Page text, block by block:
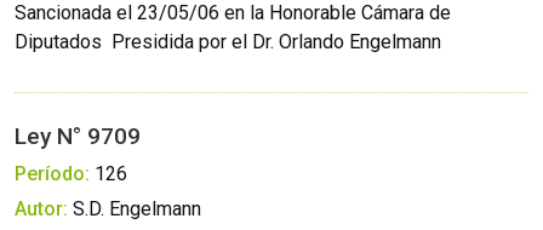
Sancionada el 23/05/06 en la Honorable Cámara de
Diputados  Presidida por el Dr. Orlando Engelmann
Ley N° 9709
Período: 126
Autor: S.D. Engelmann